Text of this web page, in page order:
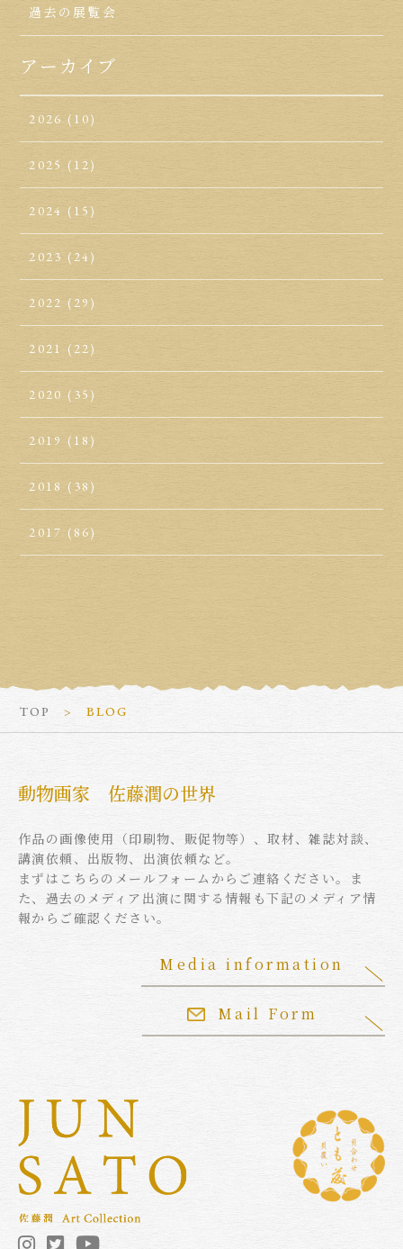
過去の展覧会
アーカイブ
2026 (10)
2025 (12)
2024 (15)
2023 (24)
2022 (29)
2021 (22)
2020 (35)
2019 (18)
2018 (38)
2017 (86)
TOP BLOG
動物画家 佐藤潤の世界
作品の画像使用（印刷物、販促物等）、取材、雑誌対談、
講演依頼、出版物、出演依頼など。
まずはこちらのメールフォームからご連絡ください。ま
た、過去のメディア出演に関する情報も下記のメディア情
報からご確認ください。
Mail Form
Media information